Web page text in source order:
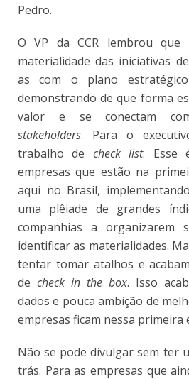
Pedro.
O VP da CCR lembrou
materialidade das iniciativas
as com o plano
demonstrando de que forma
valor e se conectam
stakeholders. Para o
trabalho de check list. Esse
empresas que estão na
aqui no Brasil,
uma plêiade de grandes
companhias a organizarem
identificar as materialidades.
tentar tomar atalhos e
de check in the box. Isso
dados e pouca ambição de
empresas ficam nessa primeira
Não se pode divulgar sem ter
trás. Para as empresas que